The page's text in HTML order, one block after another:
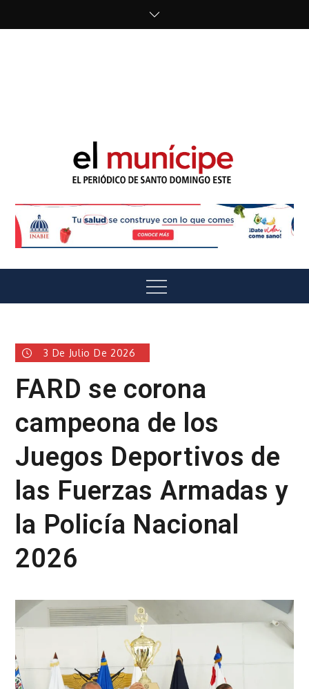
El Munícipe
Menu
3 De Julio De 2026
FARD se corona
campeona de los
Juegos Deportivos de
las Fuerzas Armadas y
la Policía Nacional
2026